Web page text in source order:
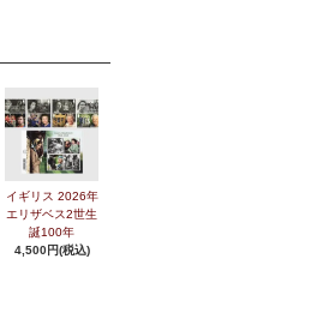
イギリス 2026年
エリザベス2世生
誕100年
4,500円(税込)